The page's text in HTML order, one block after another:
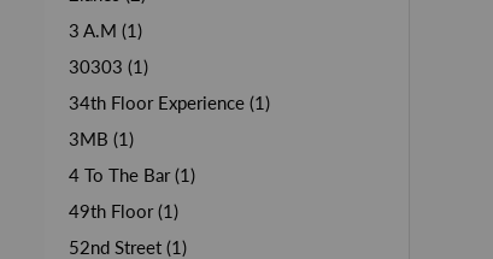
3 A.M (1)
30303 (1)
34th Floor Experience (1)
3MB (1)
4 To The Bar (1)
49th Floor (1)
52nd Street (1)